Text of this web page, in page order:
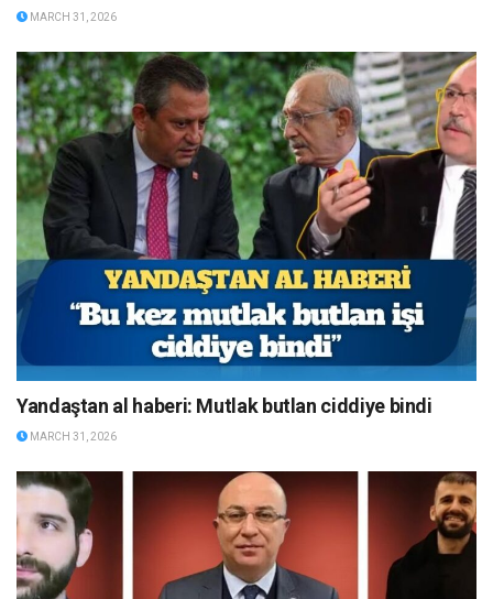
MARCH 31, 2026
Yandaştan al haberi: Mutlak butlan ciddiye bindi
MARCH 31, 2026